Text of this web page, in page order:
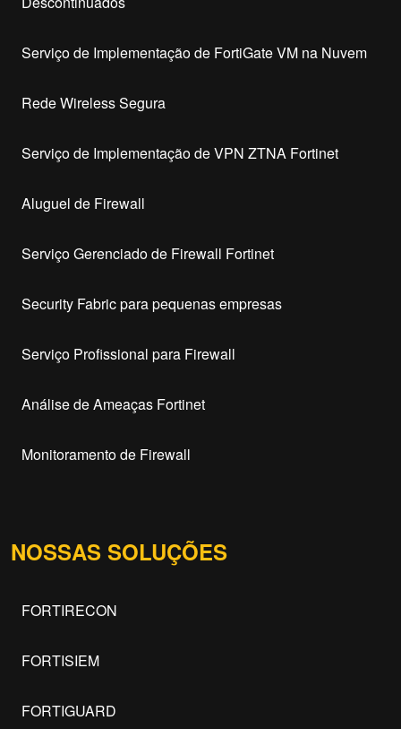
Serviço de Implementação de FortiGate VM na Nuvem
Rede Wireless Segura
Serviço de Implementação de VPN ZTNA Fortinet
Aluguel de Firewall
Serviço Gerenciado de Firewall Fortinet
Security Fabric para pequenas empresas
Serviço Profissional para Firewall
Análise de Ameaças Fortinet
Monitoramento de Firewall
NOSSAS SOLUÇÕES
FORTIRECON
FORTISIEM
FORTIGUARD